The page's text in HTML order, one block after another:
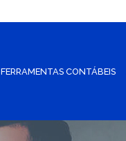
FERRAMENTAS CONTÁBEIS